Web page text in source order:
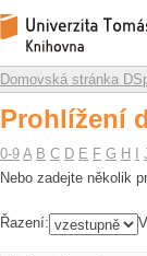
Prohlížení
Repozitář
Domovská stránka
Prohlížení
0-9 A B C D E F G H
Nebo zadejte několik
Řazení: